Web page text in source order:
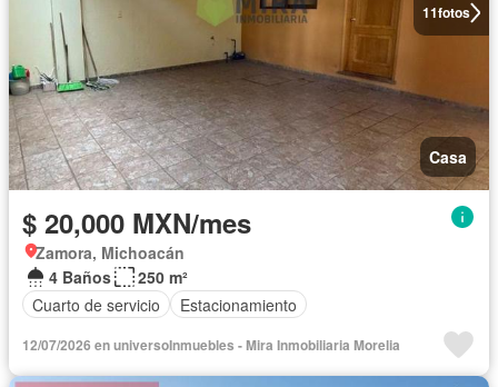
11fotos
Casa
$ 20,000 MXN/mes
Zamora, Michoacán
4 Baños
250 m²
Cuarto de servicio
Estacionamiento
12/07/2026 en universoInmuebles - Mira Inmobiliaria Morelia